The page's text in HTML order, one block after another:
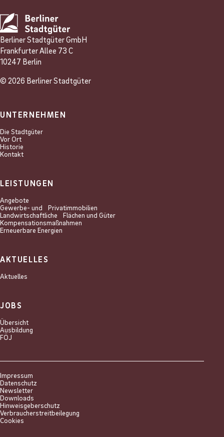
Berliner Stadtgüter GmbH
Frankfurter Allee 73 C
10247 Berlin
© 2026 Berliner Stadtgüter
UNTERNEHMEN
Die Stadtgüter
Vor Ort
Historie
Kontakt
LEISTUNGEN
Angebote
Gewerbe- und Privat­immobilien
Landwirtschaftliche Flächen und Güter
Kompensations­maßnahmen
Erneuerbare Energien
AKTUELLES
Aktuelles
JOBS
Übersicht
Ausbildung
FÖJ
Impressum
Datenschutz
Newsletter
Downloads
Hinweisgeberschutz
Verbraucherstreitbeilegung
Cookies